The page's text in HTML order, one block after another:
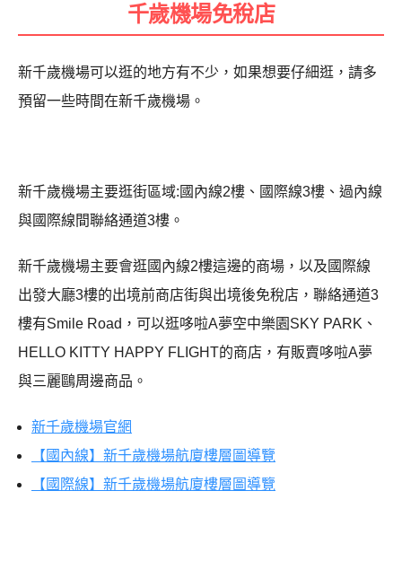
千歲機場免稅店
新千歲機場可以逛的地方有不少，如果想要仔細逛，請多
預留一些時間在新千歲機場。
新千歲機場主要逛街區域:國內線2樓、國際線3樓、過內線
與國際線間聯絡通道3樓。
新千歲機場主要會逛國內線2樓這邊的商場，以及國際線
出發大廳3樓的出境前商店街與出境後免稅店，聯絡通道3
樓有Smile Road，可以逛哆啦A夢空中樂園SKY PARK、
HELLO KITTY HAPPY FLIGHT的商店，有販賣哆啦A夢
與三麗鷗周邊商品。
新千歲機場官網
【國內線】新千歲機場航廈樓層圖導覽
【國際線】新千歲機場航廈樓層圖導覽